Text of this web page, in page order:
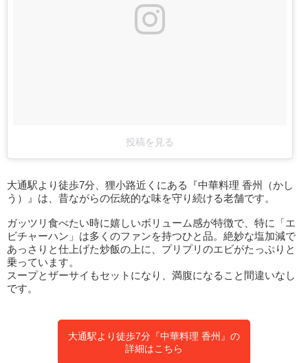
投稿を見る
大通駅より徒歩7分、狸小路近くにある『中華料理 香州（かし
う）』は、昔ながらの伝統的な味を守り続ける老舗です。
ガッツリ食べたい時に嬉しいボリューム感が特徴で、特に「エ
ビチャーハン」は多くのファンを持つひと品。絶妙な塩加減で
あっさりと仕上げた炒飯の上に、プリプリのエビがたっぷりと
乗っています。
スープとザーサイもセットになり、満腹になること間違いなし
です。
大通駅より徒歩7分『中華料理 香州』の
詳細はこちら